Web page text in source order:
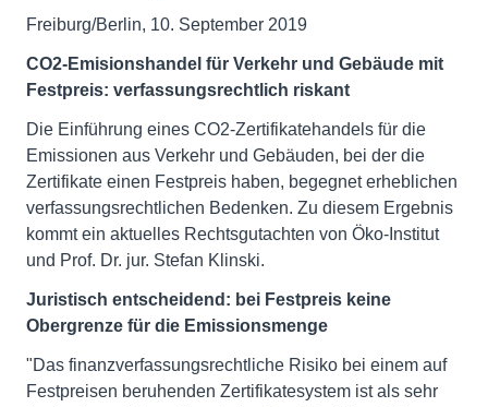
Freiburg/Berlin, 10. September 2019
CO2-Emisionshandel für Verkehr und Gebäude mit
Festpreis: verfassungsrechtlich riskant
Die Einführung eines CO2-Zertifikatehandels für die
Emissionen aus Verkehr und Gebäuden, bei der die
Zertifikate einen Festpreis haben, begegnet erheblichen
verfassungsrechtlichen Bedenken. Zu diesem Ergebnis
kommt ein aktuelles Rechtsgutachten von Öko-Institut
und Prof. Dr. jur. Stefan Klinski.
Juristisch entscheidend: bei Festpreis keine
Obergrenze für die Emissionsmenge
"Das finanzverfassungsrechtliche Risiko bei einem auf
Festpreisen beruhenden Zertifikatesystem ist als sehr